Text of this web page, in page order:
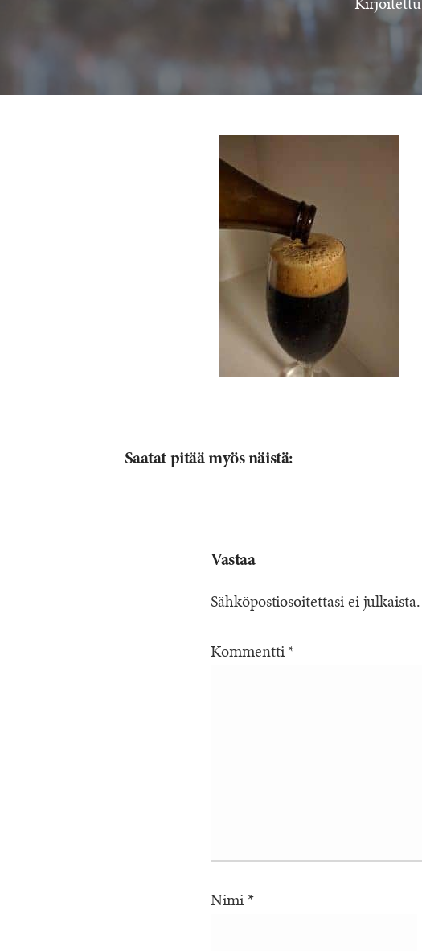
Kirjoitettu
Saatat pitää myös näistä:
Vastaa
Sähköpostiosoitettasi ei julkaista.
Kommentti *
Nimi *